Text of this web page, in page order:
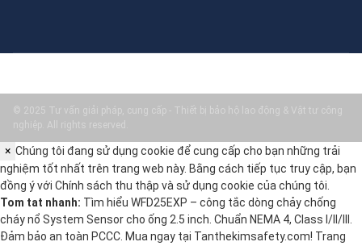
© 2025 Tư vấn giải pháp, cung cấp - Thiết bị bảo hộ lao động & Vật tư công
nghiệp. All rights reserved.
× Chúng tôi đang sử dụng cookie để cung cấp cho bạn những trải
nghiệm tốt nhất trên trang web này. Bằng cách tiếp tục truy cập, bạn
đồng ý với Chính sách thu thập và sử dụng cookie của chúng tôi.
Tom tat nhanh: Tìm hiểu WFD25EXP – công tắc dòng chảy chống
cháy nổ System Sensor cho ống 2.5 inch. Chuẩn NEMA 4, Class I/II/III.
Đảm bảo an toàn PCCC. Mua ngay tại Tanthekimsafety.com! Trang